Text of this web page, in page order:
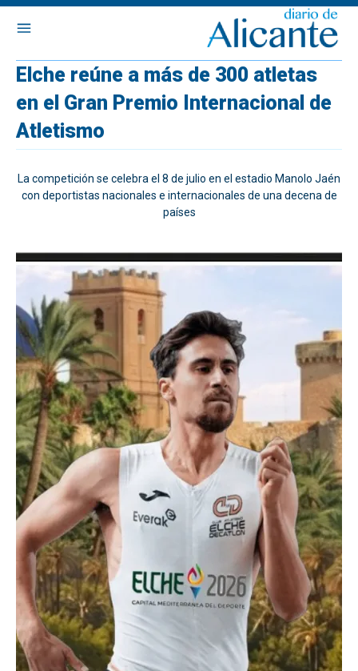
Elche reúne a más de 300 atletas
en el Gran Premio Internacional de
Atletismo
La competición se celebra el 8 de julio en el estadio Manolo Jaén
con deportistas nacionales e internacionales de una decena de
países